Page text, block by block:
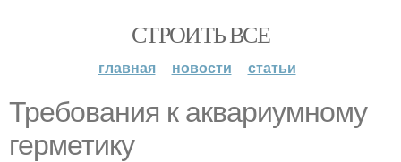
СТРОИТЬ ВСЕ
главная новости статьи
Требования к аквариумному
герметику